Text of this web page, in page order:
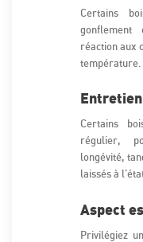
Certains
réaction aux
température.
Certains
régulier,
longévité,
laissés à
Aspect
Privilégiez